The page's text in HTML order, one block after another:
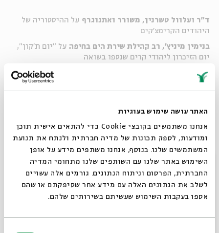
האתר עושה שימוש בעוגיות
אנחנו משתמשים בקובצי Cookie כדי להתאים אישית תוכן
ומודעות, לספק תכונות של מדיה חברתית ולנתח את תנועת
המשתמשים שלנו. בנוסף, אנחנו משתפים מידע על אופן
השימוש באתר שלנו עם השותפים שלנו מתחומי המדיה
החברתית, הפרסום וניתוח הנתונים. גורמים אלה עשויים
לשלב את הנתונים האלה עם מידע אחר שסיפקתם או שהם
אספו בעקבות השימוש שעשיתם בשירותים שלהם.
ד"ר ועלוול טשרנין, משורר ואתנוגרף על ההיסטוריה של
היהודים הקרימצ'קים
בנימין מיניץ', רב קהילת שירת הים בחיפה על "יום ת'קון",
יום הזיכרון ליהודי קרים שנספו בשואה
אנסמבל
בביצועי אקפלה למוזיקה ממסורת יהודי
קרים ושירים נוספים.
שיתוף
תגיות: חודש אב טל רוזנר ד"ר ועלוול טשרנין בנימין מיניץ'
פרקים נוספים בסדרה
סגור